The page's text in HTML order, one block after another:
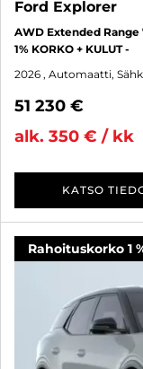
Ford Explorer
AWD Extended
1% KORKO + KULUT -
2026 , Automaatti,
51 230 €
alk. 350 € / kk
KATSO
Rahoituskorko 1